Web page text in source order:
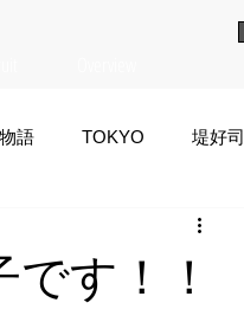
語 TOKYO 堤好司
イマイマユ
です！！